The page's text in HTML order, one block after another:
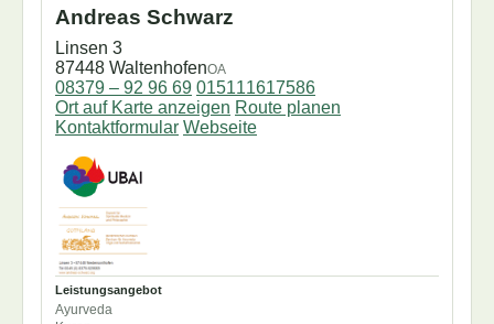
Shirodara
Tricutis Vitamin-E-
Massage
Udvartana
Upanahasveda
Ushnasnahna
Ayurvedisches Restaurant
Dufttest
Einzeltraining
Ernährungsberatung
EssenVegetarisch
Garshan
Karna Purana
Kochkurse
Konsultationen
Körpertherapie
MarmaChikitsa
Marmamassage
Mukabhyanga
Netra Tarpana
Netravasti
Oelguss
Padabhyanga
Andreas Schwarz
Linsen 3
87448 WaltenhofenOA
08379 – 92 96 69 015111617586
Ort auf Karte anzeigen Route planen
Kontaktformular Webseite
Leistungsangebot
Ayurveda